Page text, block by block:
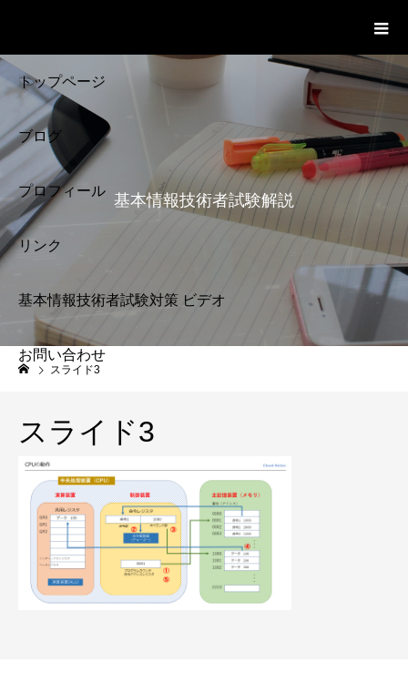
トップページ
ブログ
プロフィール
リンク
基本情報技術者試験対策 ビデオ
お問い合わせ
基本情報技術者試験解説
スライド3
スライド3